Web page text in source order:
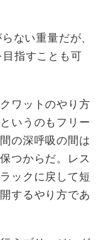
ない重量だが、
指すことも可
ワットのやり方
いうのもフリー
の深呼吸の間は
つからだ。レス
ックに戻して短
するやり方であ